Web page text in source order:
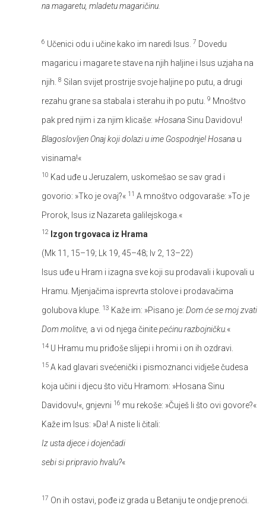
na magaretu, mladetu magaričinu.
6 Učenici odu i učine kako im naredi Isus. 7 Dovedu
magaricu i magare te stave na njih haljine i Isus uzjaha na
njih. 8 Silan svijet prostrije svoje haljine po putu, a drugi
rezahu grane sa stabala i sterahu ih po putu. 9 Mnoštvo
pak pred njim i za njim klicaše: »Hosana Sinu Davidovu!
Blagoslovljen Onaj koji dolazi u ime Gospodnje! Hosana u
visinama!«
10 Kad uđe u Jeruzalem, uskomešao se sav grad i
govorio: »Tko je ovaj?« 11 A mnoštvo odgovaraše: »To je
Prorok, Isus iz Nazareta galilejskoga.«
12
Izgon trgovaca iz Hrama
(Mk 11, 15–19; Lk 19, 45–48; Iv 2, 13–22)
Isus uđe u Hram i izagna sve koji su prodavali i kupovali u
Hramu. Mjenjačima isprevrta stolove i prodavačima
golubova klupe. 13 Kaže im: »Pisano je: Dom će se moj zvati
Dom molitve, a vi od njega činitepećinu razbojničku. «
14 U Hramu mu priđoše slijepi i hromi i on ih ozdravi.
15 A kad glavari svećenički i pismoznanci vidješe čudesa
koja učini i djecu što viču Hramom: »Hosana Sinu
Davidovu!«, gnjevni 16 mu rekoše: »Čuješ li što ovi govore?«
Kaže im Isus: »Da! A niste li čitali:
Iz usta djece i dojenčadi
sebi si pripravio hvalu?«
17 On ih ostavi, pođe iz grada u Betaniju te ondje prenoći.